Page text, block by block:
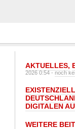
AKTUELLES,
2026 0:54 -noch
DIGITALEN
WEITERE